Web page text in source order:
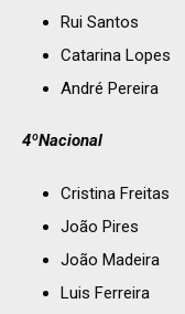
Rui Santos
Catarina Lopes
André Pereira
4ºNacional
Cristina Freitas
João Pires
João Madeira
Luis Ferreira